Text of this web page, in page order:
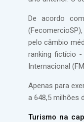
De acordo
pelo câmbio
ranking fictício
Internacional
Apenas para
a 648,5 milhões
Turismo na